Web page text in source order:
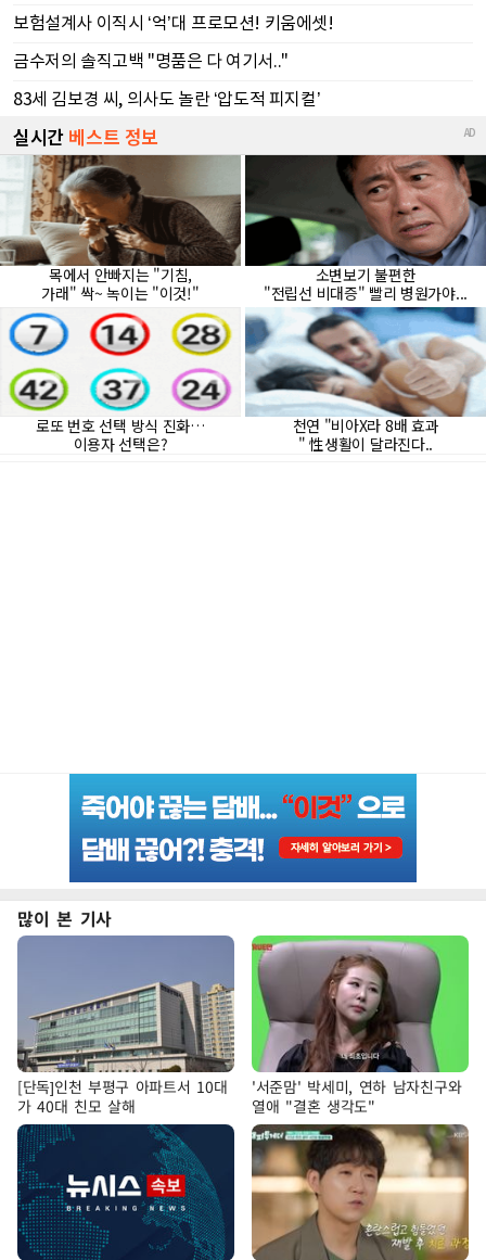
많이 본 기사
[단독]인천 부평구 아파트서 10대
가 40대 친모 살해
'서준맘' 박세미, 연하 남자친구와
열애 "결혼 생각도"